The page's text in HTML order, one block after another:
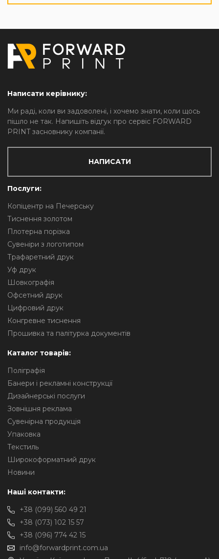
Написати керівнику:
Ми раді, коли ви задоволені, і хочемо знати, коли щось
пішло не так. Напишіть відгук про сервіс FORWARD
PRINT засновнику компанії.
НАПИСАТИ
Послуги:
Копіцентр на Печерську
Тиснення золотом
Плотерна порізка
Сувеніри з логотипом
Трафаретний друк
Уф друк
Шовкографія
Офсетний друк
Цифровий друк
Конгревне тиснення
Прошивка та палітурка документів
Каталог товарів:
Поліграфія
Банери і рекламні конструкції
Дизайнерські послуги
Зовнішня реклама
Сувенірна продукція
Упаковка
Текстиль
Широкоформатний друк
Новини
Наші контакти:
+38 (099) 560 49 21
+38 (073) 102 15 57
+38 (096) 774 42 15
info@forwardprint.com.ua